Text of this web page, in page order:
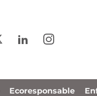
Ecoresponsable